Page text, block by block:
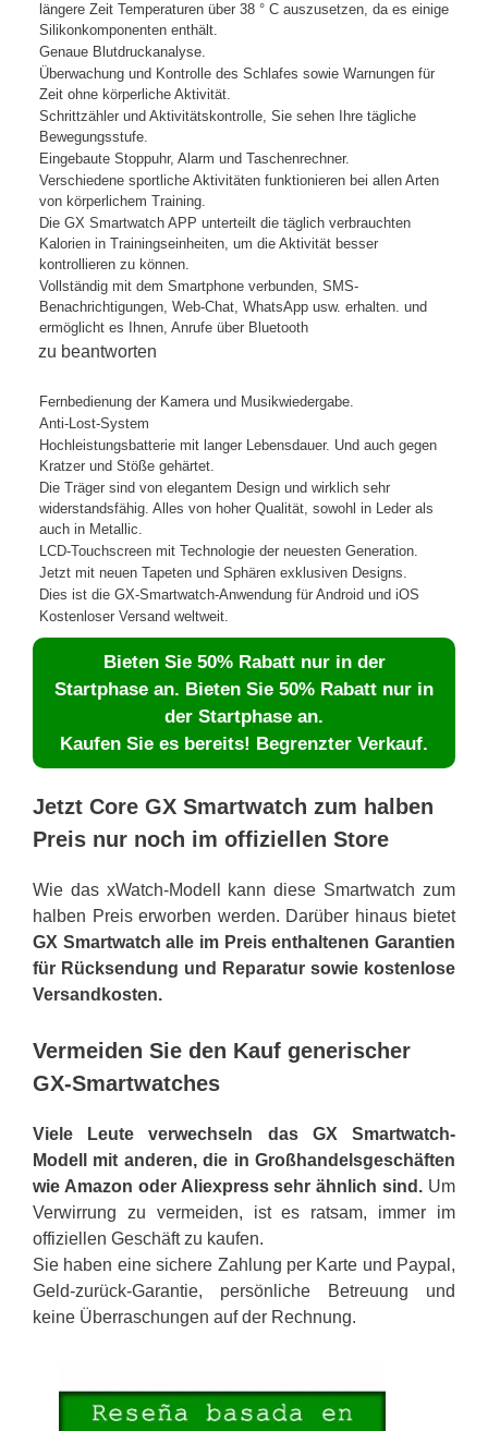
längere Zeit Temperaturen über 38 ° C auszusetzen, da es einige
Silikonkomponenten enthält.
Genaue Blutdruckanalyse.
Überwachung und Kontrolle des Schlafes sowie Warnungen für
Zeit ohne körperliche Aktivität.
Schrittzähler und Aktivitätskontrolle, Sie sehen Ihre tägliche
Bewegungsstufe.
Eingebaute Stoppuhr, Alarm und Taschenrechner.
Verschiedene sportliche Aktivitäten funktionieren bei allen Arten
von körperlichem Training.
Die GX Smartwatch APP unterteilt die täglich verbrauchten
Kalorien in Trainingseinheiten, um die Aktivität besser
kontrollieren zu können.
Vollständig mit dem Smartphone verbunden, SMS-
Benachrichtigungen, Web-Chat, WhatsApp usw. erhalten. und
ermöglicht es Ihnen, Anrufe über Bluetooth
zu beantworten
Fernbedienung der Kamera und Musikwiedergabe.
Anti-Lost-System
Hochleistungsbatterie mit langer Lebensdauer. Und auch gegen
Kratzer und Stöße gehärtet.
Die Träger sind von elegantem Design und wirklich sehr
widerstandsfähig. Alles von hoher Qualität, sowohl in Leder als
auch in Metallic.
LCD-Touchscreen mit Technologie der neuesten Generation.
Jetzt mit neuen Tapeten und Sphären exklusiven Designs.
Dies ist die GX-Smartwatch-Anwendung für Android und iOS
Kostenloser Versand weltweit.
Bieten Sie 50% Rabatt nur in der
Startphase an. Bieten Sie 50% Rabatt nur in
der Startphase an.
Kaufen Sie es bereits! Begrenzter Verkauf.
Jetzt Core GX Smartwatch zum halben
Preis nur noch im offiziellen Store
Wie das xWatch-Modell kann diese Smartwatch zum
halben Preis erworben werden. Darüber hinaus bietet
GX Smartwatch alle im Preis enthaltenen Garantien
für Rücksendung und Reparatur sowie kostenlose
Versandkosten.
Vermeiden Sie den Kauf generischer
GX-Smartwatches
Viele Leute verwechseln das GX Smartwatch-
Modell mit anderen, die in Großhandelsgeschäften
wie Amazon oder Aliexpress sehr ähnlich sind. Um
Verwirrung zu vermeiden, ist es ratsam, immer im
offiziellen Geschäft zu kaufen.
Sie haben eine sichere Zahlung per Karte und Paypal,
Geld-zurück-Garantie, persönliche Betreuung und
keine Überraschungen auf der Rechnung.